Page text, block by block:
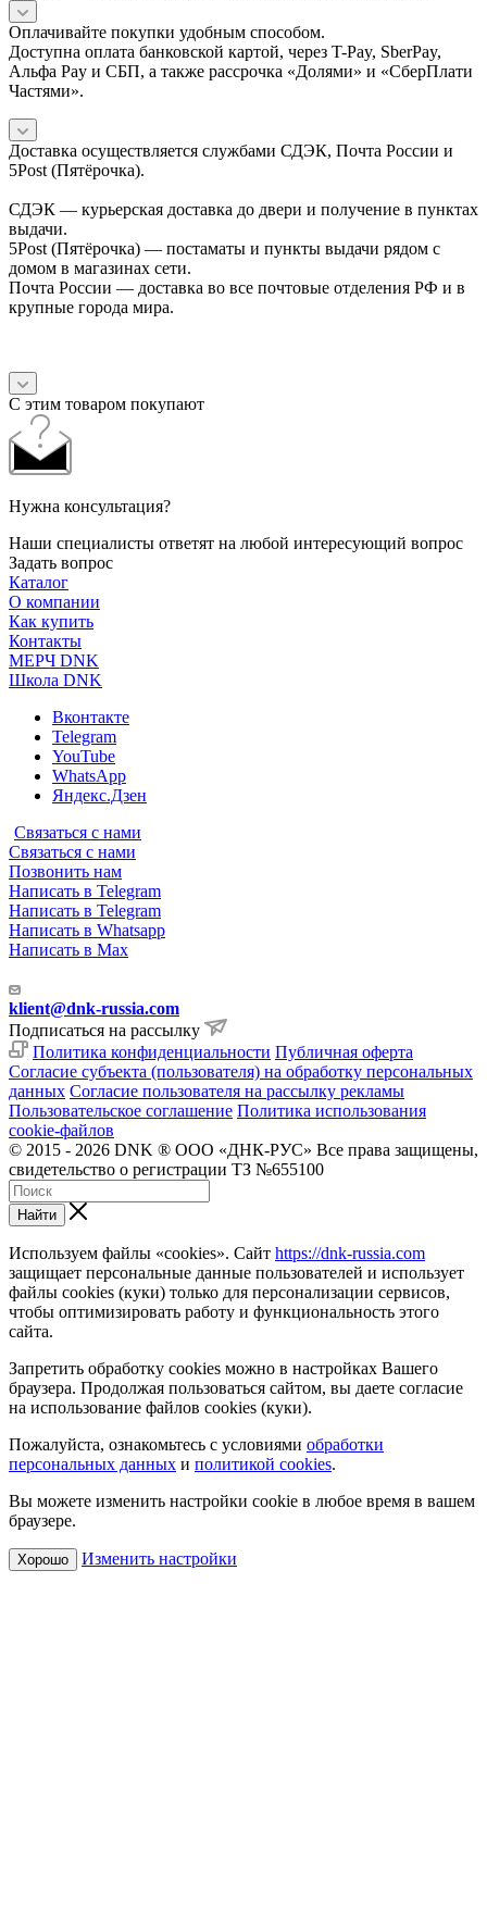
Оплачивайте покупки удобным способом.
Доступна оплата банковской картой, через T-Pay, SberPay,
Альфа Pay и СБП, а также рассрочка «Долями» и «СберПлати
Частями».
Доставка осуществляется службами СДЭК, Почта России и
5Post (Пятёрочка).
СДЭК — курьерская доставка до двери и получение в пунктах
выдачи.
5Post (Пятёрочка) — постаматы и пункты выдачи рядом с
домом в магазинах сети.
Почта России — доставка во все почтовые отделения РФ и в
крупные города мира.
С этим товаром покупают
Нужна консультация?
Наши специалисты ответят на любой интересующий вопрос
Задать вопрос
Каталог
О компании
Как купить
Контакты
МЕРЧ DNK
Школа DNK
Вконтакте
Telegram
YouTube
WhatsApp
Яндекс.Дзен
Связаться с нами
Связаться с нами
Позвонить нам
Написать в Telegram
Написать в Telegram
Написать в Whatsapp
Написать в Max
klient@dnk-russia.com
Подписаться на рассылку
Политика конфиденциальности Публичная оферта
Согласие субъекта (пользователя) на обработку персональных
данных Согласие пользователя на рассылку рекламы
Пользовательское соглашение Политика использования
cookie-файлов
© 2015 - 2026 DNK ® ООО «ДНК-РУС» Все права защищены,
свидетельство о регистрации ТЗ №655100
Найти
Используем файлы «cookies». Сайт https://dnk-russia.com
защищает персональные данные пользователей и использует
файлы cookies (куки) только для персонализации сервисов,
чтобы оптимизировать работу и функциональность этого
сайта.
Запретить обработку cookies можно в настройках Вашего
браузера. Продолжая пользоваться сайтом, вы даете согласие
на использование файлов cookies (куки).
Пожалуйста, ознакомьтесь с условиями обработки
персональных данных и политикой cookies.
Вы можете изменить настройки cookie в любое время в вашем
браузере.
Хорошо Изменить настройки